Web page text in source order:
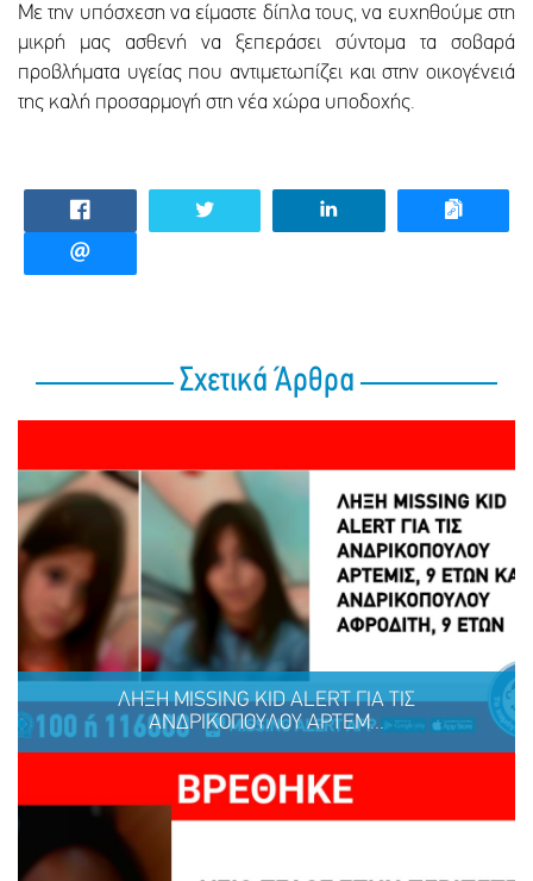
Με την υπόσχεση να είμαστε δίπλα τους, να ευχηθούμε στη
μικρή μας ασθενή να ξεπεράσει σύντομα τα σοβαρά
προβλήματα υγείας που αντιμετωπίζει και στην οικογένειά
της καλή προσαρμογή στη νέα χώρα υποδοχής.
Σχετικά Άρθρα
ΛΗΞΗ MISSING KID ALERT ΓΙΑ ΤΙΣ
ΑΝΔΡΙΚΟΠΟΥΛΟΥ ΑΡΤΕΜ...